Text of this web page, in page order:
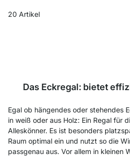
20 Artikel
Das Eckregal: bietet
Egal ob hängendes oder stehendes
in weiß oder aus Holz: Ein Regal für
Alleskönner. Es ist besonders
Raum optimal ein und nutzt so die
passgenau aus. Vor allem in kleinen